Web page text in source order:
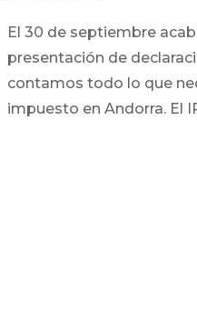
El 30 de septiembre
presentación de
contamos todo lo que
impuesto en Andorra. El